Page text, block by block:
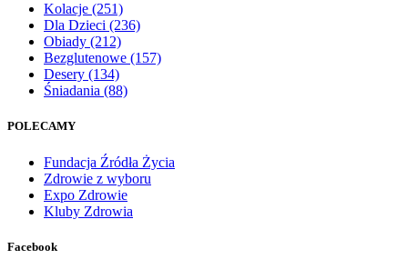
Kolacje (251)
Dla Dzieci (236)
Obiady (212)
Bezglutenowe (157)
Desery (134)
Śniadania (88)
POLECAMY
Fundacja Źródła Życia
Zdrowie z wyboru
Expo Zdrowie
Kluby Zdrowia
Facebook